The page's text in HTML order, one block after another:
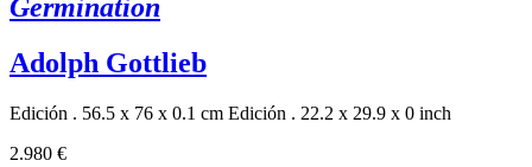
Germination
Adolph Gottlieb
Edición . 56.5 x 76 x 0.1 cm Edición . 22.2 x 29.9 x 0 inch
2.980 €